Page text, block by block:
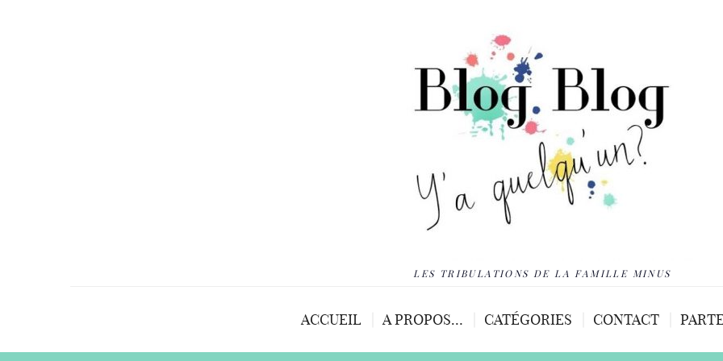
LES TRIBULATIONS DE LA FAMILLE MINUS
ACCUEIL A PROPOS… CATÉGORIES CONTACT